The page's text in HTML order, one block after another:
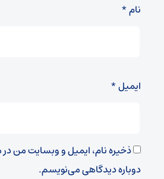
نام*
ایمیل*
ذخیره نام، ایمیل و وبسایت من در
دوباره دیدگاهی می‌نویسم.